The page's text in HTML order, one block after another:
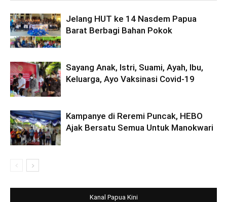
Jelang HUT ke 14 Nasdem Papua
Barat Berbagi Bahan Pokok
Sayang Anak, Istri, Suami, Ayah, Ibu,
Keluarga, Ayo Vaksinasi Covid-19
Kampanye di Reremi Puncak, HEBO
Ajak Bersatu Semua Untuk Manokwari
Kanal Papua Kini